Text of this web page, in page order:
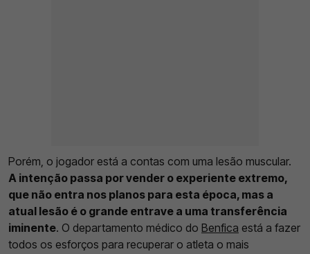
Porém, o jogador está a contas com uma lesão muscular.
A intenção passa por vender o experiente extremo,
que não entra nos planos para esta época, mas a
atual lesão é o grande entrave a uma transferência
iminente. O departamento médico do Benfica está a fazer
todos os esforços para recuperar o atleta o mais